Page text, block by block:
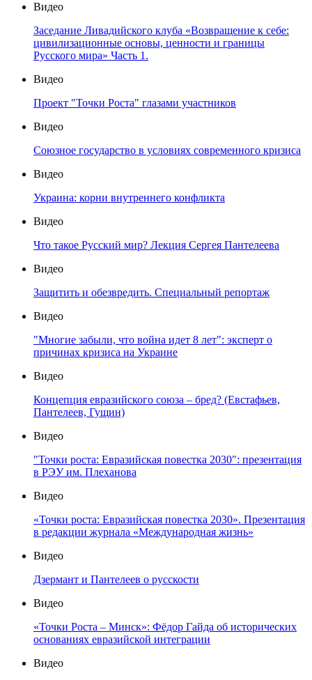
Видео
Заседание Ливадийского клуба «Возвращение к себе:
цивилизационные основы, ценности и границы
Русского мира» Часть 1.
Видео
Проект "Точки Роста" глазами участников
Видео
Союзное государство в условиях современного кризиса
Видео
Украина: корни внутреннего конфликта
Видео
Что такое Русский мир? Лекция Сергея Пантелеева
Видео
Защитить и обезвредить. Специальный репортаж
Видео
"Многие забыли, что война идет 8 лет": эксперт о
причинах кризиса на Украине
Видео
Концепция евразийского союза – бред? (Евстафьев,
Пантелеев, Гущин)
Видео
"Точки роста: Евразийская повестка 2030": презентация
в РЭУ им. Плеханова
Видео
«Точки роста: Евразийская повестка 2030». Презентация
в редакции журнала «Международная жизнь»
Видео
Дзермант и Пантелеев о русскости
Видео
«Точки Роста – Минск»: Фёдор Гайда об исторических
основаниях евразийской интеграции
Видео